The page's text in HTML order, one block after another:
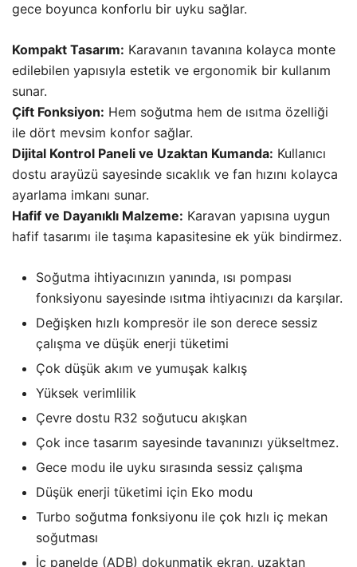
gece boyunca konforlu bir uyku sağlar.
Kompakt Tasarım: Karavanın tavanına kolayca monte
edilebilen yapısıyla estetik ve ergonomik bir kullanım
sunar.
Çift Fonksiyon: Hem soğutma hem de ısıtma özelliği
ile dört mevsim konfor sağlar.
Dijital Kontrol Paneli ve Uzaktan Kumanda: Kullanıcı
dostu arayüzü sayesinde sıcaklık ve fan hızını kolayca
ayarlama imkanı sunar.
Hafif ve Dayanıklı Malzeme: Karavan yapısına uygun
hafif tasarımı ile taşıma kapasitesine ek yük bindirmez.
Soğutma ihtiyacınızın yanında, ısı pompası
fonksiyonu sayesinde ısıtma ihtiyacınızı da karşılar.
Değişken hızlı kompresör ile son derece sessiz
çalışma ve düşük enerji tüketimi
Çok düşük akım ve yumuşak kalkış
Yüksek verimlilik
Çevre dostu R32 soğutucu akışkan
Çok ince tasarım sayesinde tavanınızı yükseltmez.
Gece modu ile uyku sırasında sessiz çalışma
Düşük enerji tüketimi için Eko modu
Turbo soğutma fonksiyonu ile çok hızlı iç mekan
soğutması
İç panelde (ADB) dokunmatik ekran, uzaktan